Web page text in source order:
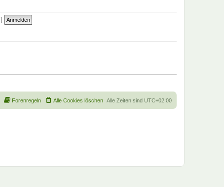
i
Alle Zeiten sind UTC+02:00
Alle Cookies löschen
Forenregeln